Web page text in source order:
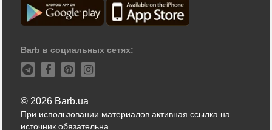
Barb в социальных сетях:
© 2026 Barb.ua
При использовании материалов активная ссылка на
источник обязательна